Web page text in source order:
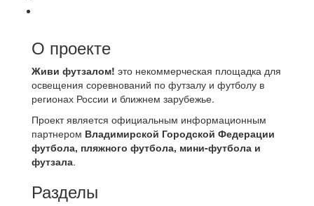
О проекте
Живи футзалом! это некоммерческая площадка для
освещения соревнований по футзалу и футболу в
регионах России и ближнем зарубежье.
Проект является официальным информационным
партнером Владимирской Городской Федерации
футбола, пляжного футбола, мини-футбола и
футзала.
Разделы